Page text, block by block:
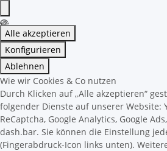
Alle akzeptieren
Konfigurieren
Ablehnen
Wie wir Cookies & Co nutzen
Durch Klicken auf „Alle akzeptieren“
folgender Dienste auf unserer Website:
ReCaptcha, Google Analytics, Google
dash.bar. Sie können die Einstellung
(Fingerabdruck-Icon links unten).